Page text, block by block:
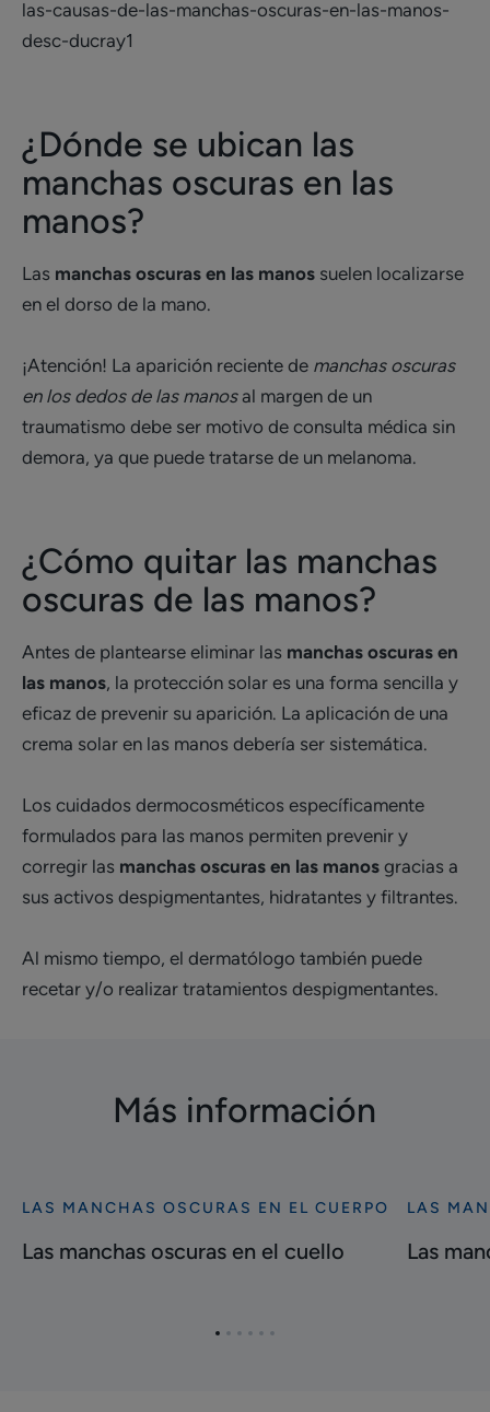
¿Dónde se ubican las
manchas oscuras en las
manos?
Las manchas oscuras en las manos suelen localizarse
en el dorso de la mano.
¡Atención! La aparición reciente de manchas oscuras
en los dedos de las manosal margen de un
traumatismo debe ser motivo de consulta médica sin
demora, ya que puede tratarse de un melanoma.
¿Cómo quitar las manchas
oscuras de las manos?
Antes de plantearse eliminar las manchas oscuras en
las manos, la protección solar es una forma sencilla y
eficaz de prevenir su aparición. La aplicación de una
crema solar en las manos debería ser sistemática.
Los cuidados dermocosméticos específicamente
formulados para las manos permiten prevenir y
corregir las manchas oscuras en las manos gracias a
sus activos despigmentantes, hidratantes y filtrantes.
Al mismo tiempo, el dermatólogo también puede
recetar y/o realizar tratamientos despigmentantes.
Más información
Descubrir
Las
LAS MANCHAS OSCURAS EN EL CUERPO
Las manchas oscuras en el cuello
Descubrir
Las
LAS
Las
IrIrIrIrIrIr